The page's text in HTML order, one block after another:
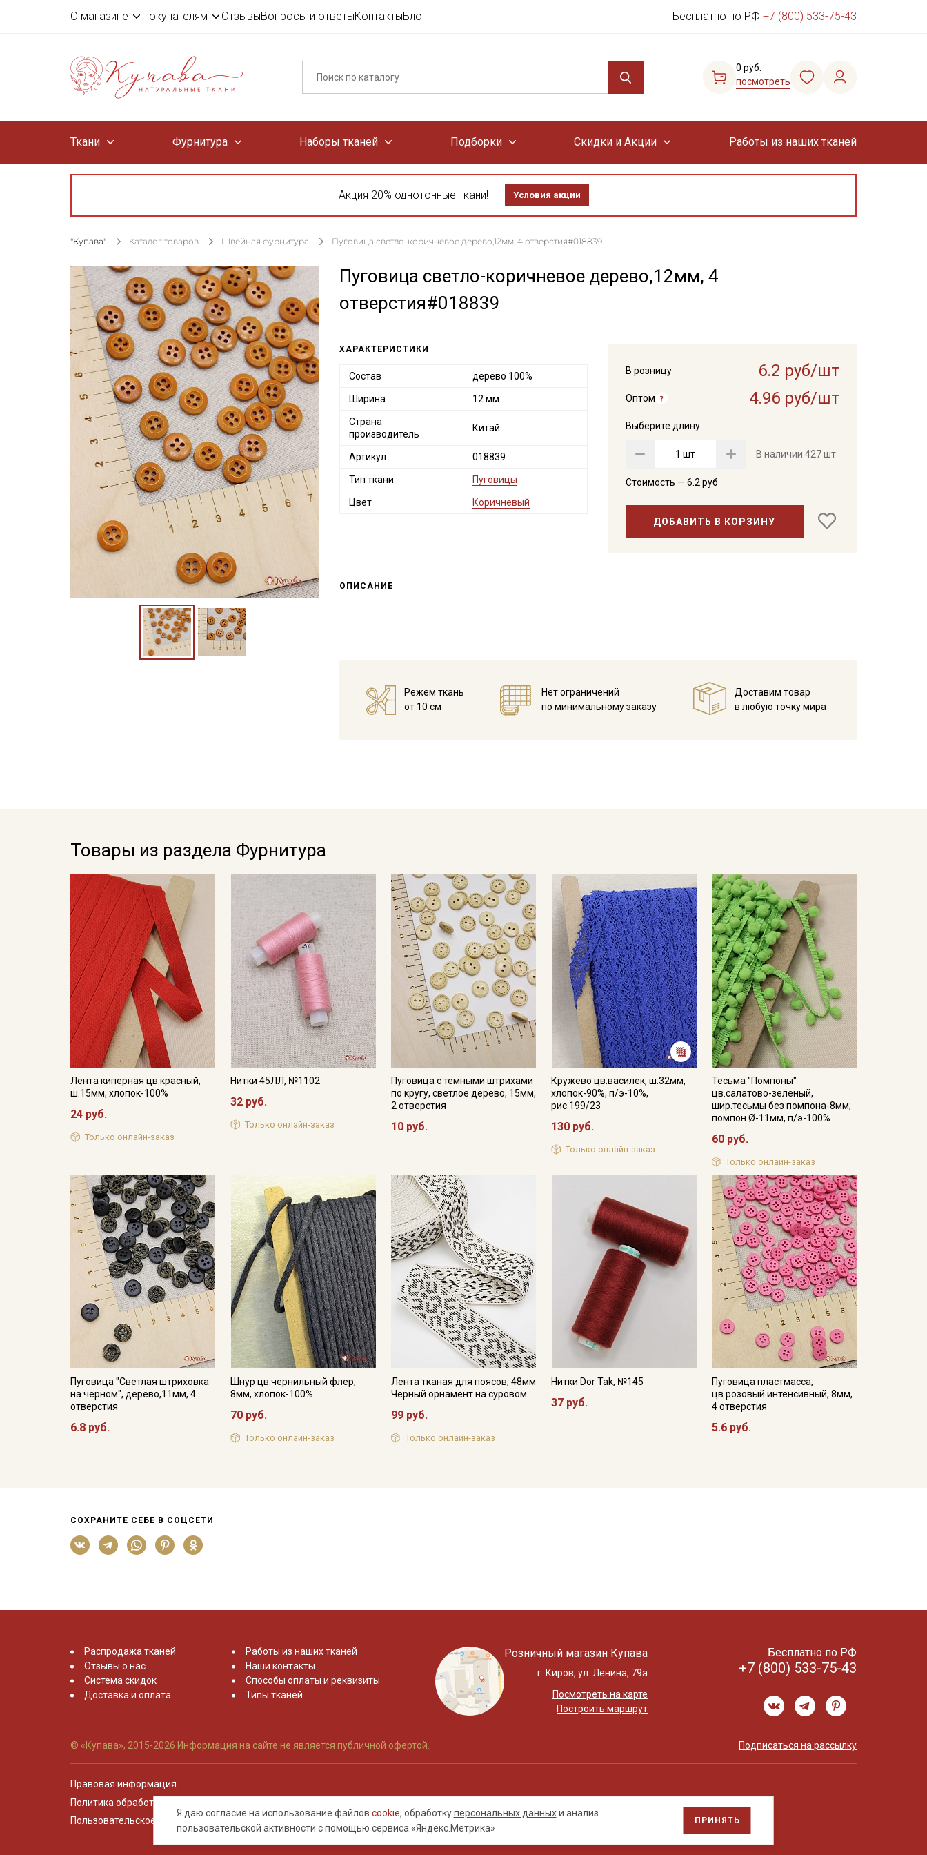
О магазине Покупателям ОтзывыВопросы и ответыКонтактыБлог Бесплатно по РФ +7 (800) 533-75-43
0 руб.
посмотреть
Ткани Фурнитура Наборы тканей Подборки Скидки и Акции Работы из наших тканей
Акция 20% однотонные ткани! Условия акции
"Купава" Каталог товаров Швейная фурнитура Пуговица светло-коричневое дерево,12мм, 4 отверстия#018839
Пуговица светло-коричневое дерево,12мм, 4
отверстия#018839
В розницу 6.2 руб/шт
Оптом 4.96 руб/шт
Выберите длину
шт В наличии 427 шт
Стоимость — 6.2 руб
ДОБАВИТЬ В КОРЗИНУ
ХАРАКТЕРИСТИКИ
Состав дерево 100%
Ширина 12 мм
Страна
производитель
Китай
Артикул 018839
Тип ткани Пуговицы
Цвет Коричневый
ОПИСАНИЕ
Режем ткань
от 10 см
Нет ограничений
по минимальному заказу
Доставим товар
в любую точку мира
Товары из раздела Фурнитура
Лента киперная цв.красный,
ш.15мм, хлопок-100%
24 руб.
Только онлайн-заказ
Нитки 45ЛЛ, №1102
32 руб.
Только онлайн-заказ
Пуговица с темными штрихами
по кругу, светлое дерево, 15мм,
2 отверстия
10 руб.
Кружево цв.василек, ш.32мм,
хлопок-90%, п/э-10%,
рис.199/23
130 руб.
Только онлайн-заказ
Тесьма "Помпоны"
цв.салатово-зеленый,
шир.тесьмы без помпона-8мм;
помпон Ø-11мм, п/э-100%
60 руб.
Только онлайн-заказ
Пуговица "Светлая штриховка
на черном", дерево,11мм, 4
отверстия
6.8 руб.
Шнур цв.чернильный флер,
8мм, хлопок-100%
70 руб.
Только онлайн-заказ
Лента тканая для поясов, 48мм
Черный орнамент на суровом
99 руб.
Только онлайн-заказ
Нитки Dor Tak, №145
37 руб.
Пуговица пластмасса,
цв.розовый интенсивный, 8мм,
4 отверстия
5.6 руб.
СОХРАНИТЕ СЕБЕ В СОЦСЕТИ
Я даю согласие на использование файлов cookie, обработкуперсональных данныхи анализ
пользовательской активности с помощью сервиса «Яндекс.Метрика»
ПРИНЯТЬ
Распродажа тканей
Отзывы о нас
Система скидок
Доставка и оплата
Работы из наших тканей
Наши контакты
Способы оплаты и реквизиты
Типы тканей
Розничный магазин Купава
г. Киров, ул. Ленина, 79а
Посмотреть на карте
Построить маршрут
Бесплатно по РФ
+7 (800) 533-75-43
© «Купава», 2015-2026 Информация на сайте не является публичной офертой. Подписаться на рассылку
Правовая информация
Политика обработки персональных данных
Пользовательское соглашение
категории тканей
Электронная почта
Подписаться
Ознакомлен(а) сПолитикой обработки персональных
данных
Согласие на обработку персональных
данных
ДаюСогласие на получение рекламных и
информационных рассылок